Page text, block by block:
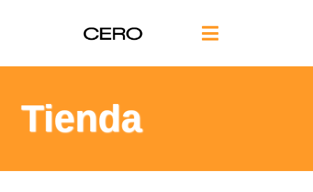
Toggle
Navigation
FILOSOFÍA
TE AYUDAMOS
Tienda